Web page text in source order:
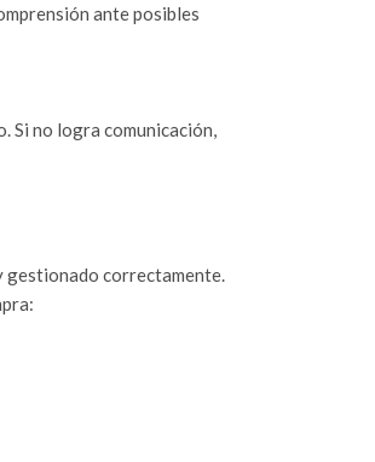
ante posibles
Si no logra comunicación,
gestionado correctamente.